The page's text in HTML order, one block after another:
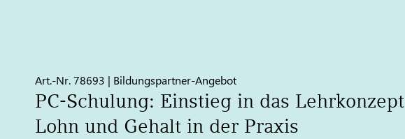
Art.-Nr. 78693 | Bildungspartner-Angebot
PC-Schulung: Einstieg in das Lehrkonzept
Lohn und Gehalt in der Praxis